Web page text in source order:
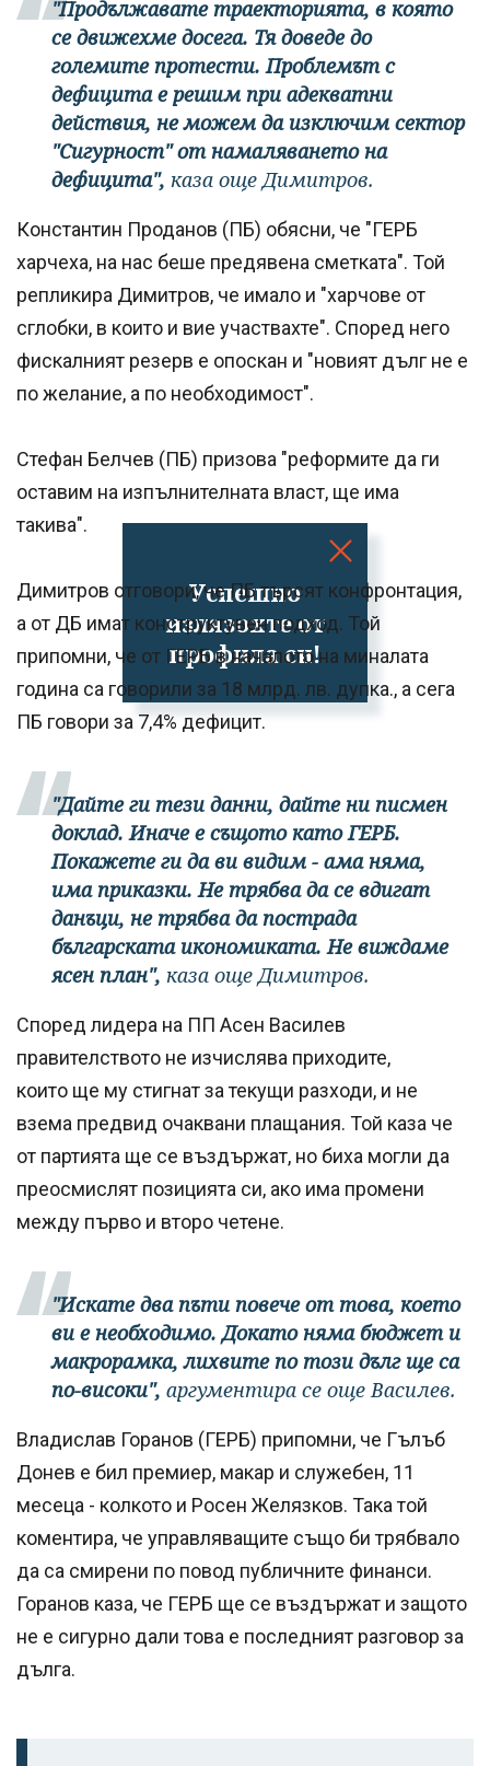
Успешно
излязохте от
профила си!
"Продължавате траекторията, в която
се движехме досега. Тя доведе до
големите протести. Проблемът с
дефицита е решим при адекватни
действия, не можем да изключим сектор
"Сигурност" от намаляването на
дефицита", каза още Димитров.
Константин Проданов (ПБ) обясни, че "ГЕРБ
харчеха, на нас беше предявена сметката". Той
репликира Димитров, че имало и "харчове от
сглобки, в които и вие участвахте". Според него
фискалният резерв е опоскан и "новият дълг не е
по желание, а по необходимост".
Стефан Белчев (ПБ) призова "реформите да ги
оставим на изпълнителната власт, ще има
такива".
Димитров отговори, че ПБ търсят конфронтация,
а от ДБ имат конструктувен подход. Той
припомни, че от ГЕРБ в началото на миналата
година са говорили за 18 млрд. лв. дупка., а сега
ПБ говори за 7,4% дефицит.
"Дайте ги тези данни, дайте ни писмен
доклад. Иначе е същото като ГЕРБ.
Покажете ги да ви видим - ама няма,
има приказки. Не трябва да се вдигат
данъци, не трябва да пострада
българската икономиката. Не виждаме
ясен план", каза още Димитров.
Според лидера на ПП Асен Василев
правителството не изчислява приходите,
които ще му стигнат за текущи разходи, и не
взема предвид очаквани плащания. Той каза че
от партията ще се въздържат, но биха могли да
преосмислят позицията си, ако има промени
между първо и второ четене.
"Искате два пъти повече от това, което
ви е необходимо. Докато няма бюджет и
макрорамка, лихвите по този дълг ще са
по-високи", аргументира се още Василев.
Владислав Горанов (ГЕРБ) припомни, че Гълъб
Донев е бил премиер, макар и служебен, 11
месеца - колкото и Росен Желязков. Така той
коментира, че управляващите също би трябвало
да са смирени по повод публичните финанси.
Горанов каза, че ГЕРБ ще се въздържат и защото
не е сигурно дали това е последният разговор за
дълга.